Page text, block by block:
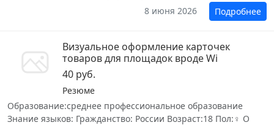
8 июня 2026
Подробнее
Визуальное оформление карточек
товаров для площадок вроде Wi
40 руб.
Резюме
Образование:среднее профессиональное образование
Знание языков: Гражданство: России Возраст:18 Пол:♀ О